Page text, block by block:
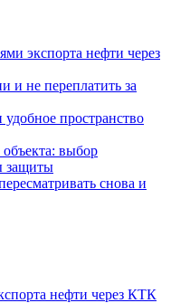
экспорта нефти через
и не переплатить за
удобное пространство
выбор
защиты
снова и
нефти через КТК